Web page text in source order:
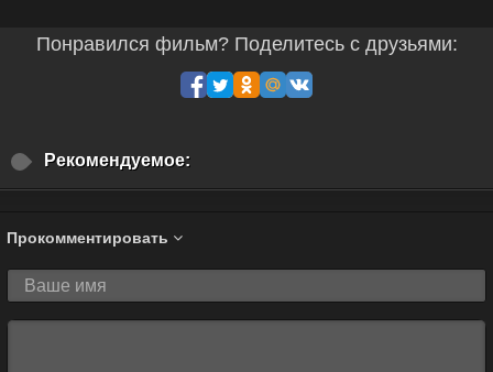
Понравился фильм? Поделитесь с друзьями:
Рекомендуемое:
Прокомментировать